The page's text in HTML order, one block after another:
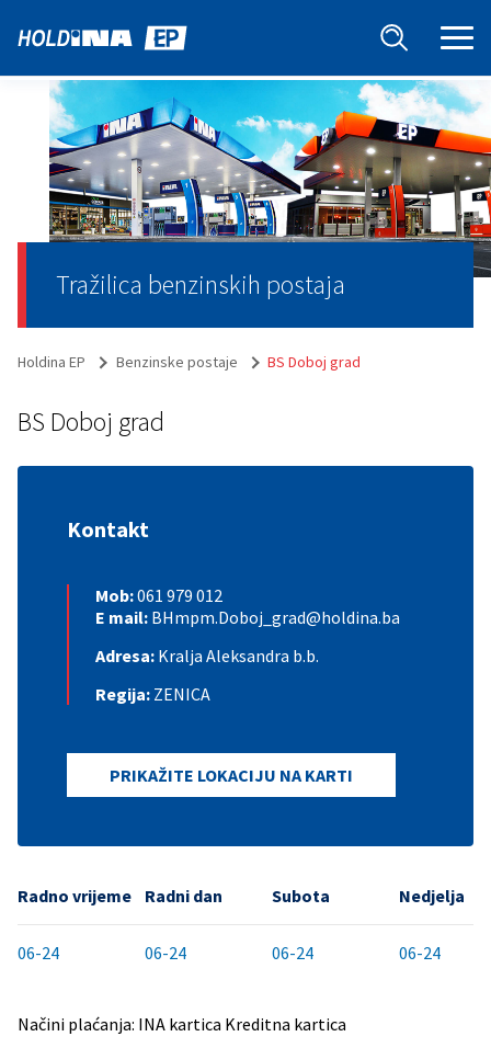
Tražilica benzinskih postaja
Holdina EP Benzinske postaje BS Doboj grad
BS Doboj grad
Kontakt
Mob:061 979 012
E mail: BHmpm.Doboj_grad@holdina.ba
Adresa: Kralja Aleksandra b.b.
Regija: ZENICA
PRIKAŽITE LOKACIJU NA KARTI
Radno vrijeme Radni dan Subota Nedjelja
06-24 06-24 06-24 06-24
Načini plaćanja: INA kartica Kreditna kartica